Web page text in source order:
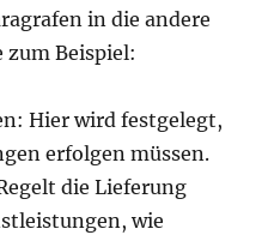
in die andere
zum Beispiel:
Hier wird festgelegt,
erfolgen müssen.
die Lieferung
wie